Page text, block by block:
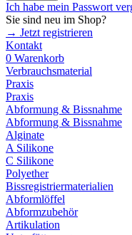
Ich habe mein Passwort
Sie sind neu im Shop?
→ Jetzt registrieren
Kontakt
0 Warenkorb
Verbrauchsmaterial
Praxis
Praxis
Abformung & Bissnahme
Abformung & Bissnahme
Alginate
A Silikone
C Silikone
Polyether
Bissregistriermaterialien
Abformlöffel
Abformzubehör
Artikulation